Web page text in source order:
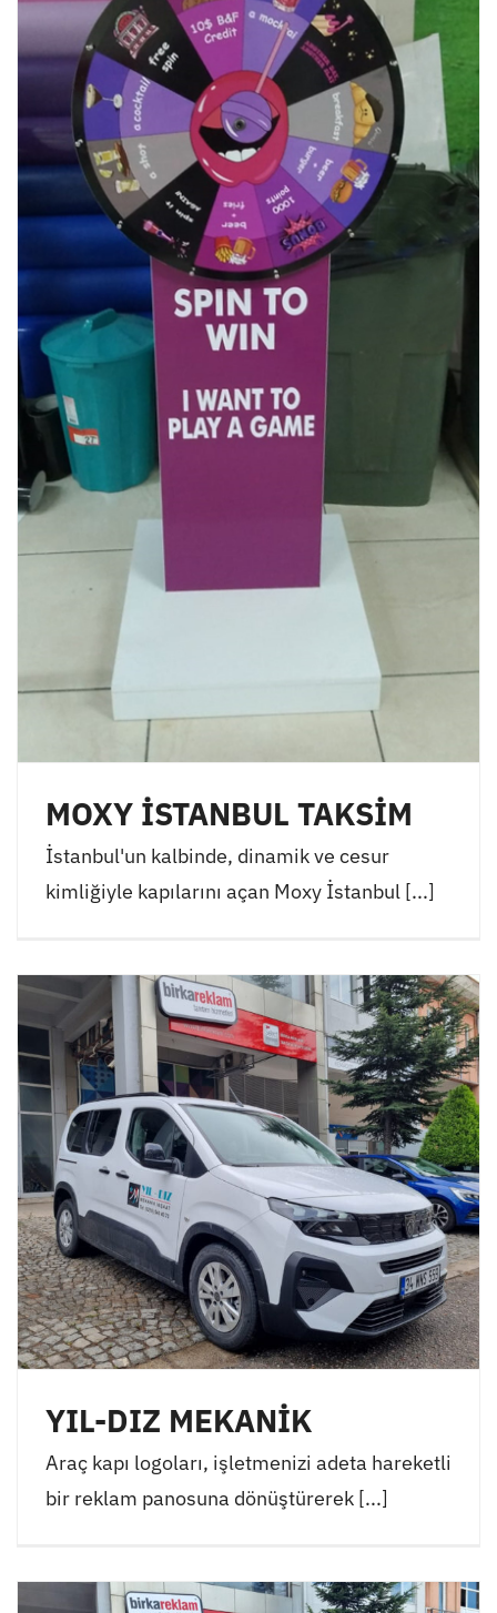
MOXY İSTANBUL TAKSİM
İstanbul'un kalbinde, dinamik ve cesur
kimliğiyle kapılarını açan Moxy İstanbul [...]
YIL-DIZ MEKANİK
Araç kapı logoları, işletmenizi adeta hareketli
bir reklam panosuna dönüştürerek [...]